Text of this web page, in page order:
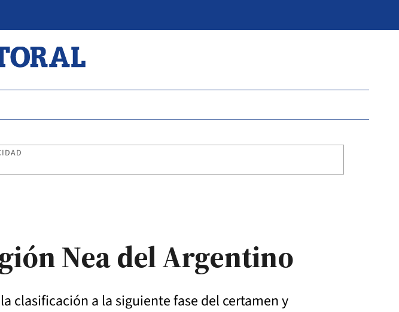
Nea del Argentino
clasificación a la siguiente fase del certamen y